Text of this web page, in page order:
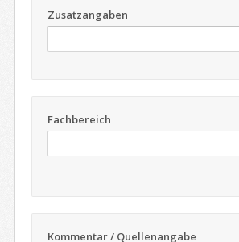
Zusatzangaben
Fachbereich
Kommentar / Quellenangabe